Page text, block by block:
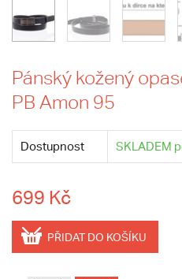
Pánský kožený
PB Amon 95
Dostupnost SKLADEM
699 Kč
PŘIDAT DO KOŠÍKU